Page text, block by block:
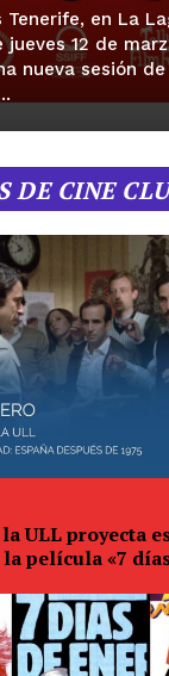
Tenerife, en La
jueves 12 de
nueva sesión
DE CINE
ULL proyecta
película «7